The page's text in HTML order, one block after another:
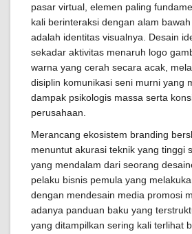
pasar virtual, elemen paling
kali berinteraksi dengan alam
adalah identitas visualnya. Desain
sekadar aktivitas menaruh logo
warna yang cerah secara acak,
disiplin komunikasi seni murni yang
dampak psikologis massa serta
perusahaan.
Merancang ekosistem branding
menuntut akurasi teknik yang tinggi
yang mendalam dari seorang
pelaku bisnis pemula yang
dengan mendesain media promosi
adanya panduan baku yang
yang ditampilkan sering kali terlihat